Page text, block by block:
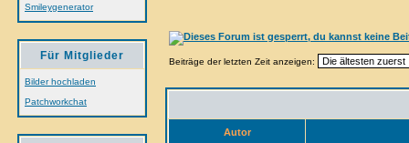
Smileygenerator
Für Mitglieder
Bilder hochladen
Patchworkchat
Beiträge der letzten Zeit anzeigen:
Autor